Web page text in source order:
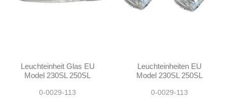
Leuchteinheit Glas EU
Model 230SL 250SL
1138200461
0-0029-113
Leuchteinheiten EU
Model 230SL 250SL
1138200461
0-0029-113